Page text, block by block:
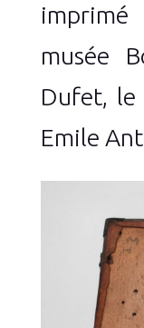
musée
Dufet, le
Emile